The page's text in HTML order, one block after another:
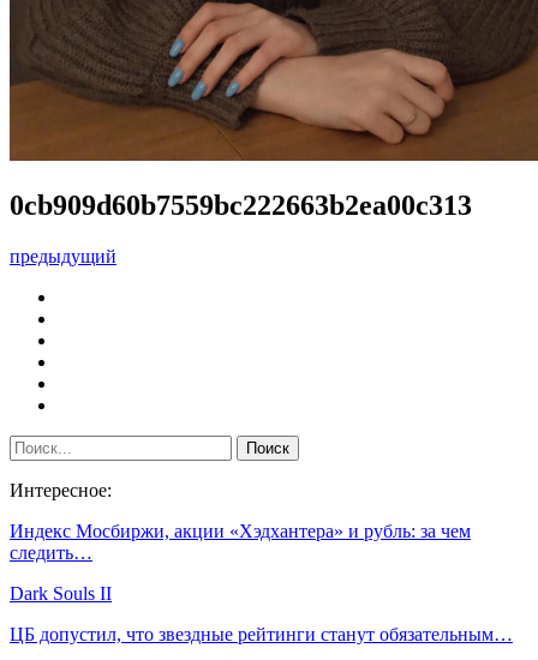
0cb909d60b7559bc222663b2ea00c313
предыдущий
Интересное:
Индекс Мосбиржи, акции «Хэдхантера» и рубль: за чем
следить…
Dark Souls II
ЦБ допустил, что звездные рейтинги станут обязательным…